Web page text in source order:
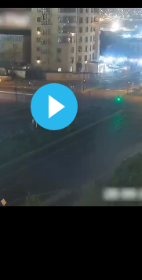
2 işıqfor